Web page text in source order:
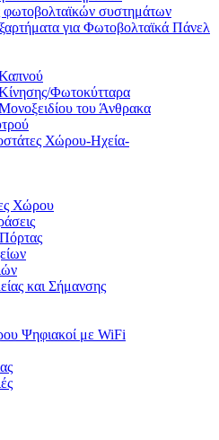
φωτοβολταϊκών συστημάτων
για Φωτοβολταϊκά Πάνελ
Κίνησης/Φωτοκύτταρα
του Άνθρακα
Χώρου-Ηχεία-
Χώρου
και Σήμανσης
Ψηφιακοί με WiFi